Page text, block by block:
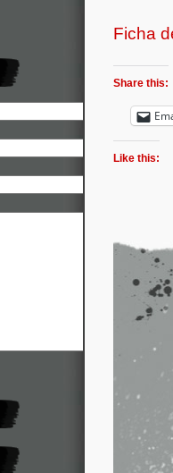
Ficha
Share this:
Like this: